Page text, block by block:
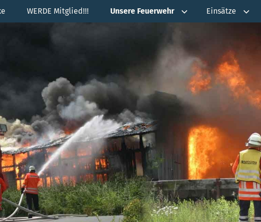
WERDE Mitglied!!! Unsere Feuerwehr Einsätze